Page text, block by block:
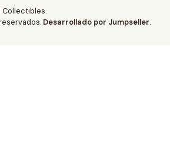
Collectibles.
Desarrollado por Jumpseller.